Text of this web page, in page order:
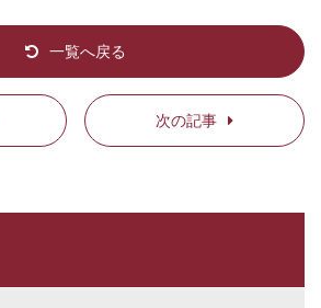
一覧へ戻る
次の記事